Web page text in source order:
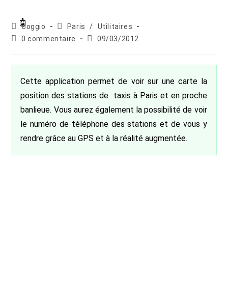
Auteur/autrice
de
Goggio
Post
category:
Paris /
Utilitaires
Commentaires
publication :
0 commentaire
Publication
09/03/2012
Cette application permet de voir sur une carte la
position des stations de taxis à Paris et en proche
banlieue. Vous aurez également la possibilité de voir
le numéro de téléphone des stations et de vous y
rendre grâce au GPS et à la réalité augmentée.